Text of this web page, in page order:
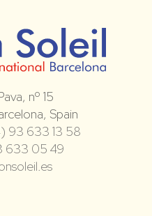
nº 15
Spain
93 633 13 58
633 05 49